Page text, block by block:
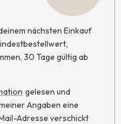
nächsten Einkauf
30 Tage gültig ab
gelesen und
Angaben eine
Adresse verschickt